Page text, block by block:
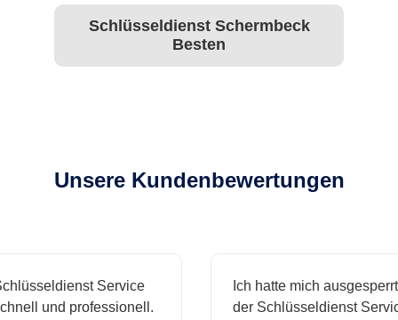
Schlüsseldienst Schermbeck
Besten
Unsere Kundenbewertungen
Service
und professionell.
Ich hatte mich ausgesperrt
der Schlüsseldienst